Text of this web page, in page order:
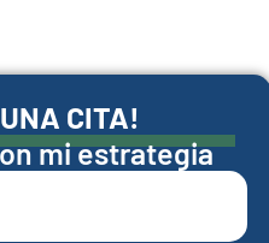
CITA!
mi estrategia